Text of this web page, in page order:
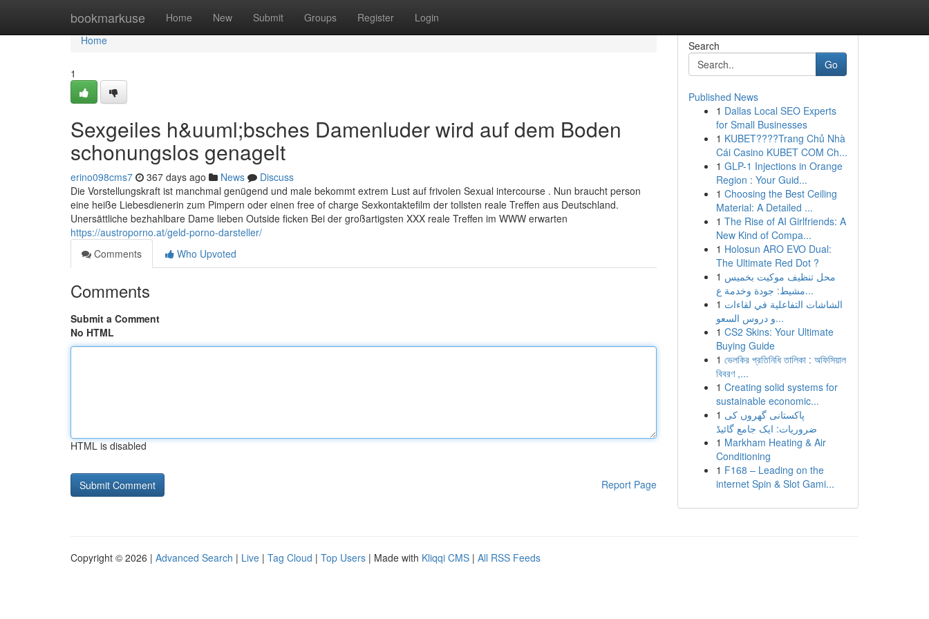
bookmarkuse Home New Submit Groups Register Login
Home
Home
1
Sexgeiles h&uuml;bsches Damenluder wird auf dem Boden
schonungslos genagelt
erino098cms7 367 days ago News
Discuss
Die Vorstellungskraft ist manchmal genügend und male bekommt extrem Lust auf frivolen Sexual intercourse . Nun braucht person
eine heiße Liebesdienerin zum Pimpern oder einen free of charge Sexkontaktefilm der tollsten reale Treffen aus Deutschland.
Unersättliche bezhahlbare Dame lieben Outside ficken Bei der großartigsten XXX reale Treffen im WWW erwarten
https://austroporno.at/geld-porno-darsteller/
Comments
Who Upvoted
Comments
Submit a Comment
No HTML
HTML is disabled
Report Page
Search
Go
Published News
1 Dallas Local SEO Experts
for Small Businesses
1 KUBET????️Trang Chủ Nhà
Cái Casino KUBET COM Ch...
1 GLP-1 Injections in Orange
Region : Your Guid...
1 Choosing the Best Ceiling
Material: A Detailed ...
1 The Rise of AI Girlfriends: A
New Kind of Compa...
1 Holosun ARO EVO Dual:
The Ultimate Red Dot ?
1 محل تنظيف موكيت بخميس
مشيط: جودة وخدمة ع...
1 الشاشات التفاعلية في لقاءات
و دروس السعو...
1 CS2 Skins: Your Ultimate
Buying Guide
1 ভেলকির প্রতিনিধি তালিকা : অফিসিয়াল
বিবরণ ,...
1 Creating solid systems for
sustainable economic...
1 پاکستانی گھروں کی
ضروریات: ایک جامع گائیڈ
1 Markham Heating & Air
Conditioning
1 F168 – Leading on the
internet Spin & Slot Gami...
Copyright © 2026 | Advanced Search | Live | Tag Cloud | Top Users | Made with Kliqqi CMS | All RSS Feeds